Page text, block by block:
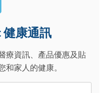
健康通訊
療資訊、產品優惠及貼
和家人的健康。